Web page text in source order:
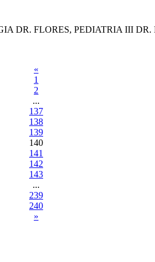
DR. FLORES, PEDIATRIA III DR.
«
1
2
...
137
138
139
140
141
142
143
...
239
240
»